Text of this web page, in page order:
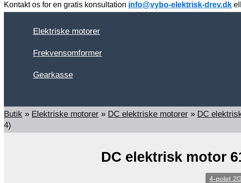
Kontakt os for en gratis konsultation info@vybo-elektrisk-drev.dk
Elektriske motorer
Frekvensomformer
Gearkasse
Butik » Elektriske motorer » DC elektriske motorer » DC
4)
DC elektrisk motor
4-polet